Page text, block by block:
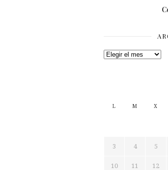
Archivos
L M X
3 4 5
10 11 12